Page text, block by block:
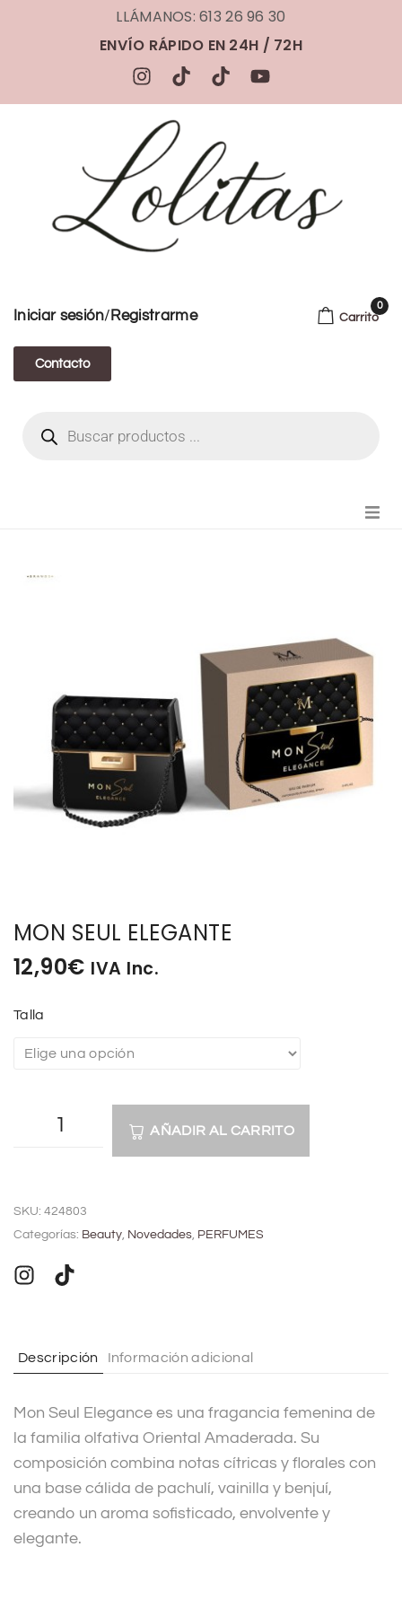
LLÁMANOS: 613 26 96 30
ENVÍO RÁPIDO EN 24H / 72H
Iniciar sesión/ Registrarme
Contacto
Carrito
0
MODA CHICA
BEAUTY
PERFUMES
BISUTERIA
TARJETAS REGALO
MON SEUL ELEGANTE
12,90€ IVA Inc.
Talla
AÑADIR AL CARRITO
t
r
i
e
:
SKU: 424803
Categorías: Beauty, Novedades, PERFUMES
Descripción Información adicional
Mon Seul Elegance es una fragancia femenina de
la familia olfativa Oriental Amaderada. Su
composición combina notas cítricas y florales con
una base cálida de pachulí, vainilla y benjuí,
creando un aroma sofisticado, envolvente y
elegante.